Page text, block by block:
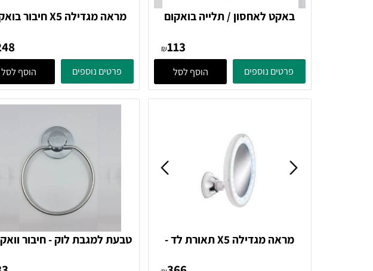
PUCK - לבן 371111 Zone
Denmark
₪113
פרטים נוספים הוסף לסל
מראה מגדילה X5 חיבור בואקום
Flexy Color - שקוף Kleine
wolke
₪248
פרטים נוספים הוסף לסל